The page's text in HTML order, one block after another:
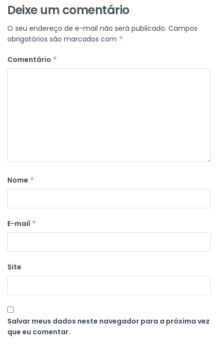
Deixe um comentário
O seu endereço de e-mail não será publicado. Campos
obrigatórios são marcados com *
Comentário *
Nome *
E-mail *
Site
Salvar meus dados neste navegador para a próxima vez
que eu comentar.